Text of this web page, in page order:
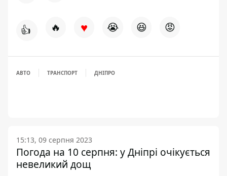
👍 🔥 ♥ 😭 😆 😡
АВТО ТРАНСПОРТ ДНІПРО
15:13, 09 серпня 2023
Погода на 10 серпня: у Дніпрі очікується
невеликий дощ